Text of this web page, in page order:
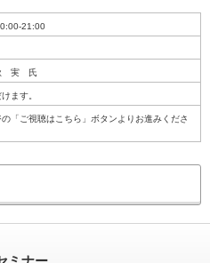
21:00
実 氏
ます。
「ご視聴はこちら」ボタンよりお進みくださ